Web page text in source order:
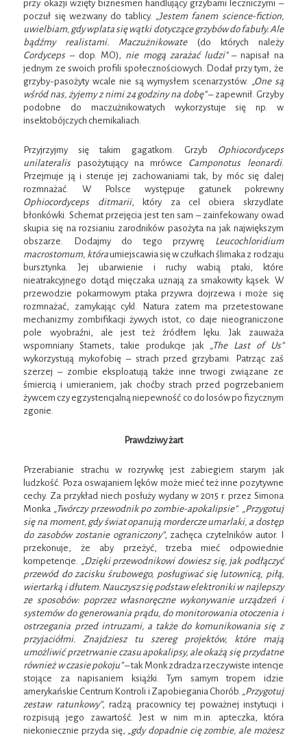
przy okazji wzięty biznesmen handlujący grzybami leczniczymi –
poczuł się wezwany do tablicy. „Jestem fanem science-fiction,
uwielbiam, gdy wplata się wątki dotyczące grzybów do fabuły. Ale
bądźmy realistami. Maczużnikowate(do których należy
Cordyceps– dop. MO), nie mogą zarażać ludzi”– napisał na
jednym ze swoich profili społecznościowych. Dodał przy tym, że
grzyby-pasożyty wcale nie są wymysłem scenarzystów. „One są
wśród nas, żyjemy z nimi 24 godziny na dobę”– zapewnił. Grzyby
podobne do maczużnikowatych wykorzystuje się np. w
insektobójczych chemikaliach.
Przyjrzyjmy się takim gagatkom. Grzyb Ophiocordyceps
unilateralispasożytujący na mrówce Camponotus leonardi.
Przejmuje ją i steruje jej zachowaniami tak, by móc się dalej
rozmnażać. W Polsce występuje gatunek pokrewny
Ophiocordyceps ditmarii, który za cel obiera skrzydlate
błonkówki. Schemat przejęcia jest ten sam – zainfekowany owad
skupia się na rozsianiu zarodników pasożyta na jak największym
obszarze. Dodajmy do tego przywrę Leucochloridium
macrostomum, któraumiejscawia się w czułkach ślimaka z rodzaju
bursztynka. Jej ubarwienie i ruchy wabią ptaki, które
nieatrakcyjnego dotąd mięczaka uznają za smakowity kąsek. W
przewodzie pokarmowym ptaka przywra dojrzewa i może się
rozmnażać, zamykając cykl. Natura zatem ma przetestowane
mechanizmy zombifikacji żywych istot, co daje nieograniczone
pole wyobraźni, ale jest też źródłem lęku. Jak zauważa
wspomniany Stamets, takie produkcje jak „The Last of Us”
wykorzystują mykofobię – strach przed grzybami. Patrząc zaś
szerzej – zombie eksploatują także inne trwogi związane ze
śmiercią i umieraniem, jak choćby strach przed pogrzebaniem
żywcem czy egzystencjalną niepewność co do losów po fizycznym
zgonie.
Prawdziwy żart
Przerabianie strachu w rozrywkę jest zabiegiem starym jak
ludzkość. Poza oswajaniem lęków może mieć też inne pozytywne
cechy. Za przykład niech posłuży wydany w 2015 r. przez Simona
Monka „Twórczy przewodnik po zombie-apokalipsie”. „Przygotuj
się na moment, gdy świat opanują mordercze umarlaki, a dostęp
do zasobów zostanie ograniczony”, zachęca czytelników autor. I
przekonuje, że aby przeżyć, trzeba mieć odpowiednie
kompetencje. „Dzięki przewodnikowi dowiesz się, jak podłączyć
przewód do zacisku śrubowego, posługiwać się lutownicą, piłą,
wiertarką i dłutem. Nauczysz się podstaw elektroniki w najlepszy
ze sposobów: poprzez własnoręczne wykonywanie urządzeń i
systemów do generowania prądu, do monitorowania otoczenia i
ostrzegania przed intruzami, a także do komunikowania się z
przyjaciółmi. Znajdziesz tu szereg projektów, które mają
umożliwić przetrwanie czasu apokalipsy, ale okażą się przydatne
również w czasie pokoju”– tak Monk zdradza rzeczywiste intencje
stojące za napisaniem książki. Tym samym tropem idzie
amerykańskie Centrum Kontroli i Zapobiegania Chorób. „Przygotuj
zestaw ratunkowy”, radzą pracownicy tej poważnej instytucji i
rozpisują jego zawartość. Jest w nim m.in. apteczka, która
niekoniecznie przyda się, „gdy dopadnie cię zombie, ale możesz